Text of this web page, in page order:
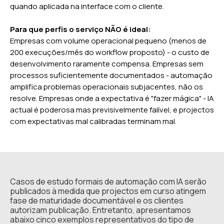
quando aplicada na interface com o cliente.
Para que perfis o serviço NÃO é ideal:
Empresas com volume operacional pequeno (menos de
200 execuções/mês do workflow proposto) - o custo de
desenvolvimento raramente compensa. Empresas sem
processos suficientemente documentados - automação
amplifica problemas operacionais subjacentes, não os
resolve. Empresas onde a expectativa é "fazer mágica" - IA
actual é poderosa mas previsivelmente falível, e projectos
com expectativas mal calibradas terminam mal.
Casos de estudo formais de automação com IA serão
publicados à medida que projectos em curso atingem
fase de maturidade documentável e os clientes
autorizam publicação. Entretanto, apresentamos
abaixo cinco exemplos representativos do tipo de